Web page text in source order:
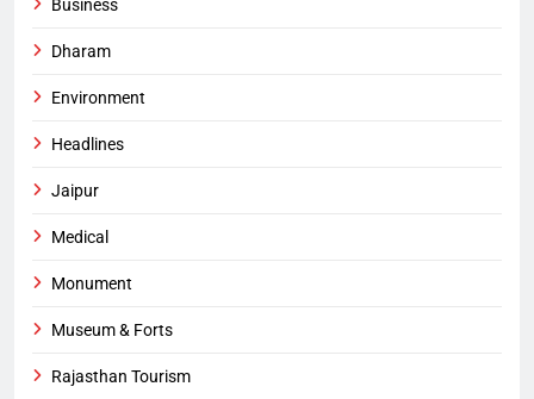
Business
Dharam
Environment
Headlines
Jaipur
Medical
Monument
Museum & Forts
Rajasthan Tourism